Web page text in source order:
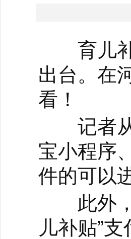
育儿补
出台。在
看！
记者从
宝小程序
件的可以
此外，
儿补贴”